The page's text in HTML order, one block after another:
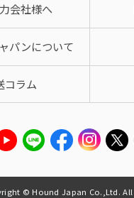
会社様へ
パンについて
コラム
© Hound Japan Co.,Ltd. All